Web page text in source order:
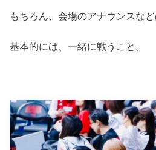
もちろん、会場のアナウンスなど
基本的には、一緒に戦うこと。